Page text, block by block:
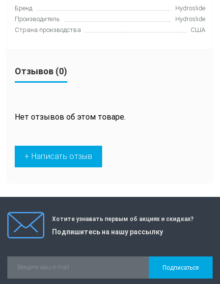
Бренд
Hydroslide
Производитель
Hydroslide
Страна производства
США
Отзывов (0)
Нет отзывов об этом товаре.
+ Написать отзыв
Хотите узнавать первым об акциях и скидках?
Подпишитесь на нашу рассылку
Подписаться